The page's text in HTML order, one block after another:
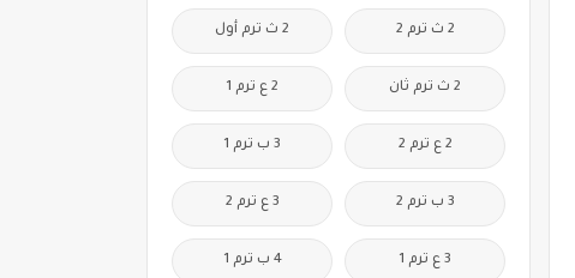
2 ث ترم 2 2 ث ترم أول
2 ث ترم ثان 2 ع ترم 1
2 ع ترم 2 3 ب ترم 1
3 ب ترم 2 3 ع ترم 2
3 ع ترم 1 4 ب ترم 1